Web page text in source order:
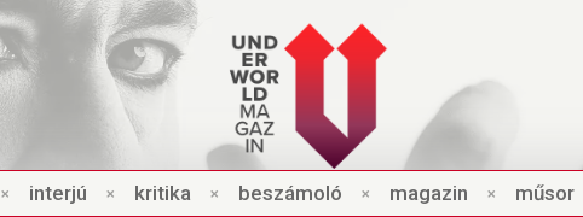
× interjú × kritika × beszámoló × magazin × műsor